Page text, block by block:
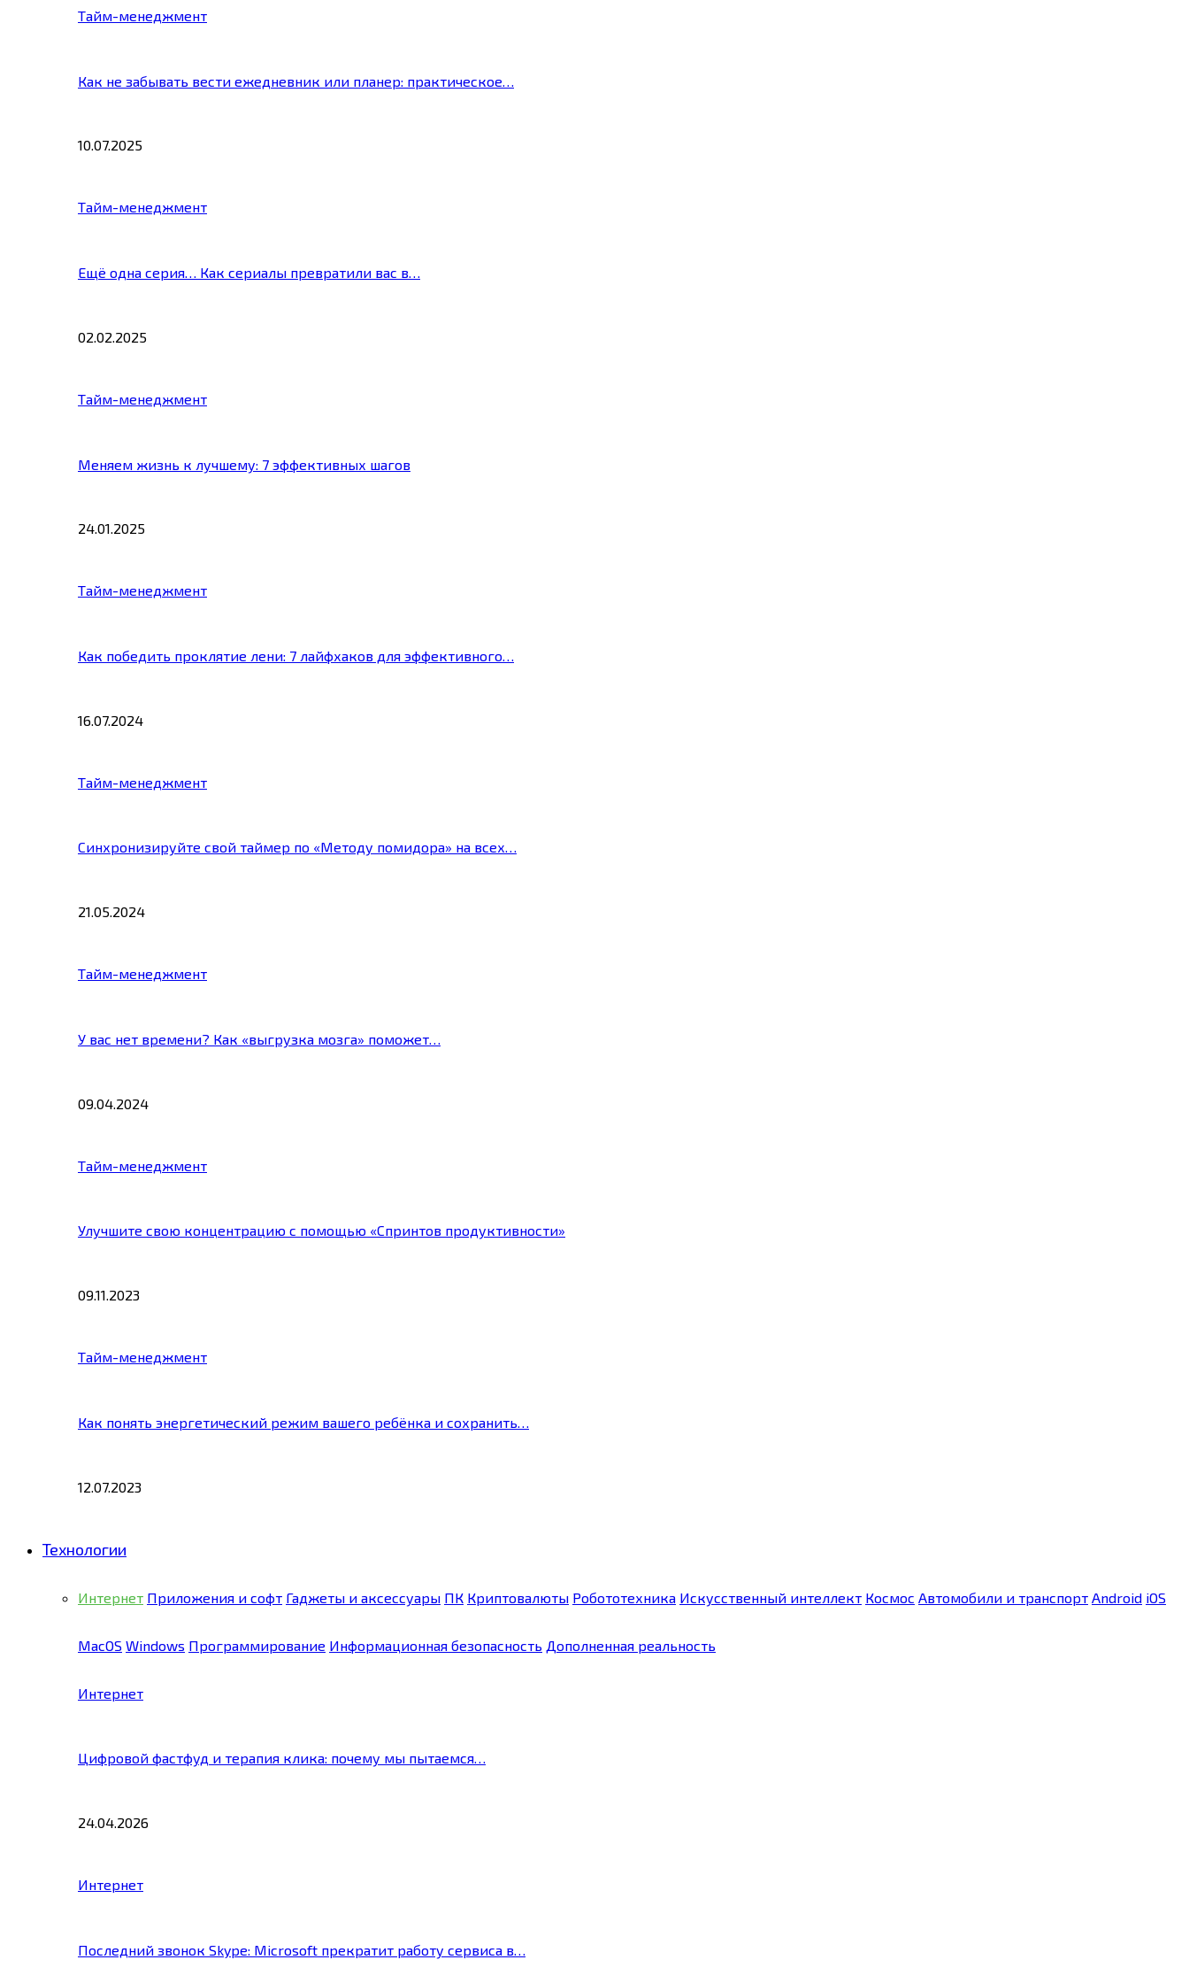
Тайм-менеджмент
Как не забывать вести ежедневник или планер: практическое…
10.07.2025
Тайм-менеджмент
Ещё одна серия… Как сериалы превратили вас в…
02.02.2025
Тайм-менеджмент
Меняем жизнь к лучшему: 7 эффективных шагов
24.01.2025
Тайм-менеджмент
Как победить проклятие лени: 7 лайфхаков для эффективного…
16.07.2024
Тайм-менеджмент
Синхронизируйте свой таймер по «Методу помидора» на всех…
21.05.2024
Тайм-менеджмент
У вас нет времени? Как «выгрузка мозга» поможет…
09.04.2024
Тайм-менеджмент
Улучшите свою концентрацию с помощью «Спринтов продуктивности»
09.11.2023
Тайм-менеджмент
Как понять энергетический режим вашего ребёнка и сохранить…
12.07.2023
Технологии
Интернет Приложения и софт Гаджеты и аксессуары ПК Криптовалюты Робототехника Искусственный интеллект Космос Автомобили и транспорт Android iOS
MacOS Windows Программирование Информационная безопасность Дополненная реальность
Интернет
Цифровой фастфуд и терапия клика: почему мы пытаемся…
24.04.2026
Интернет
Последний звонок Skype: Microsoft прекратит работу сервиса в…